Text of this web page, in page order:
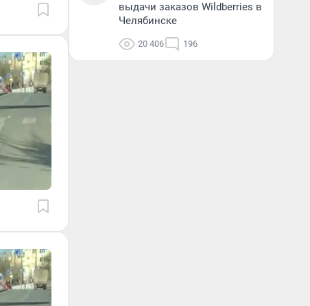
выдачи заказов Wildberries в
Челябинске
20 406 196